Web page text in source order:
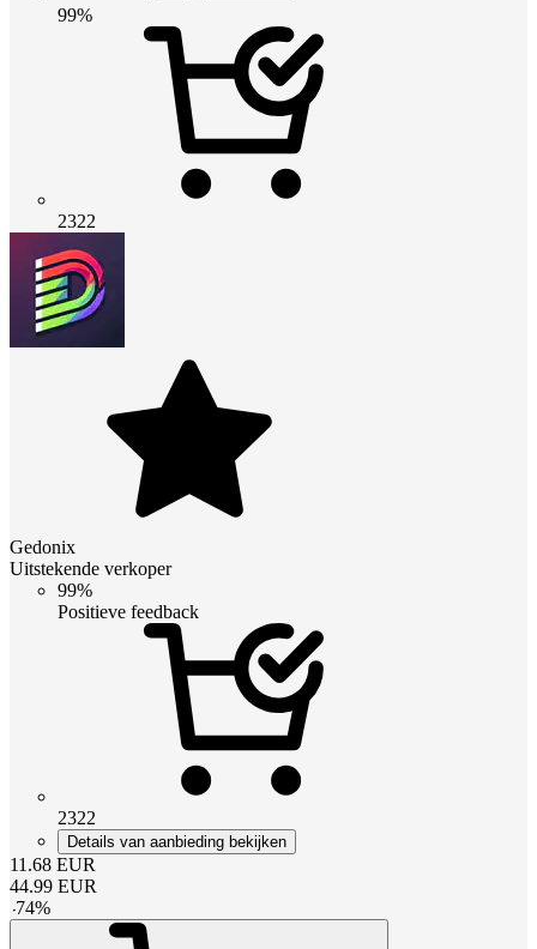
99%
2322
Gedonix
Uitstekende verkoper
99%
Positieve feedback
2322
Details van aanbieding bekijken
11.68 EUR
44.99 EUR
-74%